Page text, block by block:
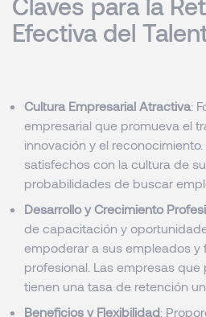
Efectiva del
Cultura Empresarial Atractiva:
empresarial que promueva el
innovación y el
satisfechos con la cultura de
probabilidades de buscar
Desarrollo y Crecimiento
de capacitación y
empoderar a sus empleados
profesional. Las empresas que
tienen una tasa de retención
Beneficios y Flexibilidad: